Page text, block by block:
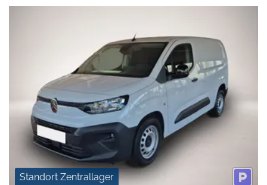
Standort Zentrallager